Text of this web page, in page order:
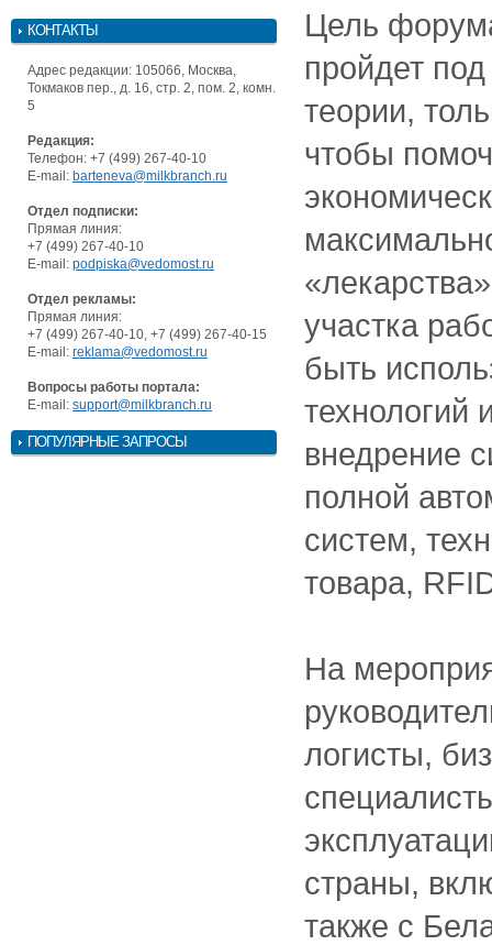
КОНТАКТЫ
Адрес редакции: 105066, Москва,
Токмаков пер., д. 16, стр. 2, пом. 2, комн.
5
Редакция:
Телефон: +7 (499) 267-40-10
E-mail: barteneva@milkbranch.ru
Отдел подписки:
Прямая линия:
+7 (499) 267-40-10
E-mail: podpiska@vedomost.ru
Отдел рекламы:
Прямая линия:
+7 (499) 267-40-10, +7 (499) 267-40-15
E-mail: reklama@vedomost.ru
Вопросы работы портала:
E-mail: support@milkbranch.ru
ПОПУЛЯРНЫЕ ЗАПРОСЫ
Цель
пройдет
теории,
чтобы
участка
быть
технологий
внедрение
полной
систем,
товара,
На
логисты,
страны,
также с